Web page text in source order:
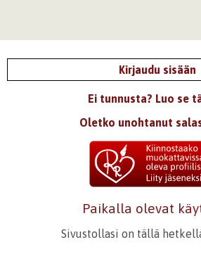
Kirjaudu sisään
Ei tunnusta? Luo se
Oletko unohtanut
Paikalla olevat
Sivustollasi on tällä